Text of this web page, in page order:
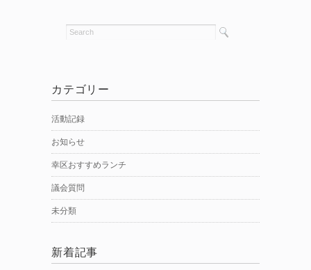
カテゴリー
活動記録
お知らせ
幸区おすすめランチ
議会質問
未分類
新着記事